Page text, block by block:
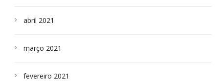
abril 2021
março 2021
fevereiro 2021